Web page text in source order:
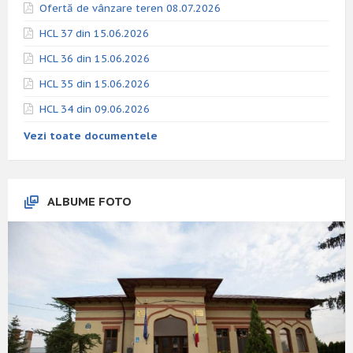
Ofertă de vânzare teren 08.07.2026
HCL 37 din 15.06.2026
HCL 36 din 15.06.2026
HCL 35 din 15.06.2026
HCL 34 din 09.06.2026
Vezi toate documentele
ALBUME FOTO